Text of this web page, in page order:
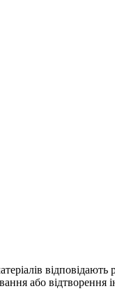
або відтворення